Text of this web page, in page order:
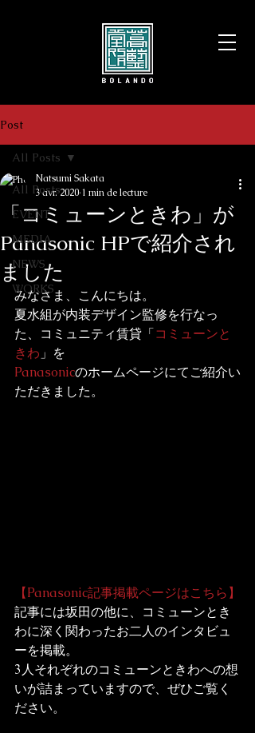
Post
All Posts
EVENT
MEDIA
NEWS
WORKS
All Posts
「コミューンときわ」が
Panasonic HPで紹介され
ました
Natsumi Sakata
3 avr. 2020 1 min de lecture
みなさま、こんにちは。
夏水組が内装デザイン監修を行なっ
た、コミュニティ賃貸「コミューンと
きわ」を
Panasonicのホームページにてご紹介い
ただきました。
【Panasonic記事掲載ページはこちら】
記事には坂田の他に、コミューンとき
わに深く関わったお二人のインタビュ
ーを掲載。
3人それぞれのコミューンときわへの想
いが詰まっていますので、ぜひご覧く
ださい。